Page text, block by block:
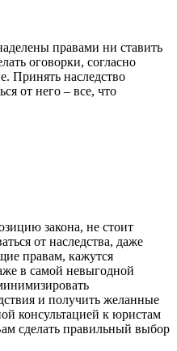
правами ни ставить
оговорки, согласно
Принять наследство
от него – все, что
закона, не стоит
от наследства, даже
правам, кажутся
в самой невыгодной
и получить желанные
консультацией к юристам
сделать правильный выбор